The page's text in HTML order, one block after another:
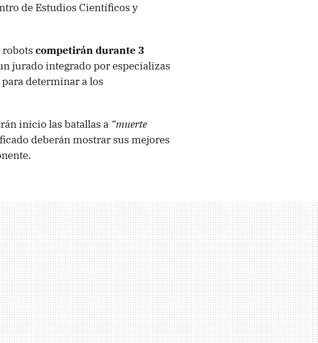
de Estudios Científicos y
robots competirán durante 3
jurado integrado por especializas
determinar a los
inicio las batallas a “muerte
deberán mostrar sus mejores